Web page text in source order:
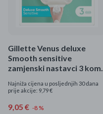
Mame i bebe
DOM
Kućanski aparati
Gillette Venus deluxe
Smooth sensitive
zamjenski nastavci 3 kom.
Najniža cijena u posljednjih 30 dana
prije akcije: 9,79 €
9,05 € -8 %